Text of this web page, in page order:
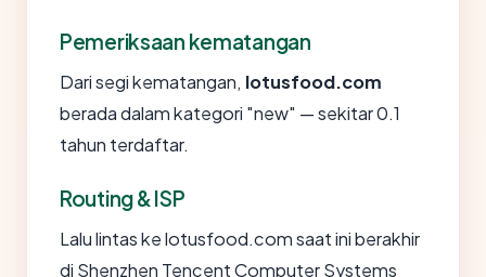
Pemeriksaan kematangan
Dari segi kematangan, lotusfood.com
berada dalam kategori "new" — sekitar 0.1
tahun terdaftar.
Routing & ISP
Lalu lintas ke lotusfood.com saat ini berakhir
di Shenzhen Tencent Computer Systems